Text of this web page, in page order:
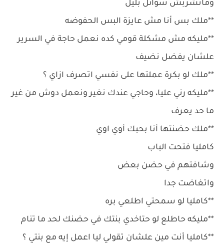
ومانشربش سوائل بليل
**ملك بس أنا مش عايزة البس الحفوضه
**مليكه مش مشكلة قومي كده نعمل حاجة في السرير
علشان يفضل نضيف
**ملك لو بكرة عملتها على نفسي اتصرف ازاي ؟
**مليكه رني عليا، وحاجي عندك نغير ونعمل دوش من غير
ما حد يعرف
**ملك حضنتها أنا بحبك أوي اوي
كامليا فتحت الباب
وشافتهم في حضن بعض
واتغاضت جدا
**كامليا لو سمحتي اطلعي بره
**مليكه حاطلع لو حتاخدي بنتك في حضنك لحد ما تنام
**كامليا أنت مين علشان تقولي ليا اعمل إيه مع بنتي ؟